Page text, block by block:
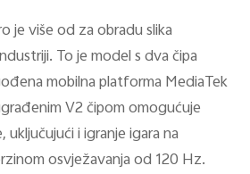
je više od za obradu slika
To je model s dva čipa
mobilna platforma MediaTek
V2 čipom omogućuje
i igranje igara na
osvježavanja od 120 Hz.